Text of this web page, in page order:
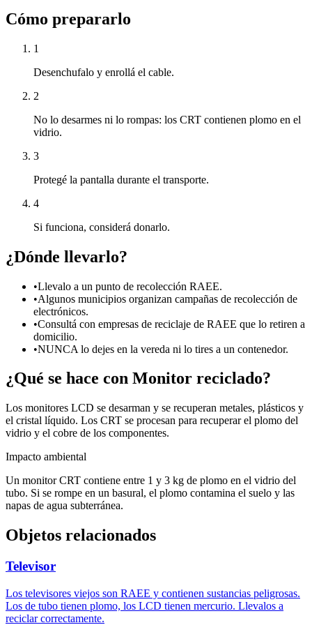
Cómo prepararlo
1
Desenchufalo y enrollá el cable.
2
No lo desarmes ni lo rompas: los CRT contienen plomo en el
vidrio.
3
Protegé la pantalla durante el transporte.
4
Si funciona, considerá donarlo.
¿Dónde llevarlo?
•Llevalo a un punto de recolección RAEE.
•Algunos municipios organizan campañas de recolección de
electrónicos.
•Consultá con empresas de reciclaje de RAEE que lo retiren a
domicilio.
•NUNCA lo dejes en la vereda ni lo tires a un contenedor.
¿Qué se hace con Monitor reciclado?
Los monitores LCD se desarman y se recuperan metales, plásticos y
el cristal líquido. Los CRT se procesan para recuperar el plomo del
vidrio y el cobre de los componentes.
Impacto ambiental
Un monitor CRT contiene entre 1 y 3 kg de plomo en el vidrio del
tubo. Si se rompe en un basural, el plomo contamina el suelo y las
napas de agua subterránea.
Objetos relacionados
Televisor
Los televisores viejos son RAEE y contienen sustancias peligrosas.
Los de tubo tienen plomo, los LCD tienen mercurio. Llevalos a
reciclar correctamente.